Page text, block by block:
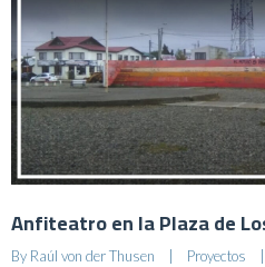
Anfiteatro en la Plaza de
By Raúl von der Thusen Proyectos